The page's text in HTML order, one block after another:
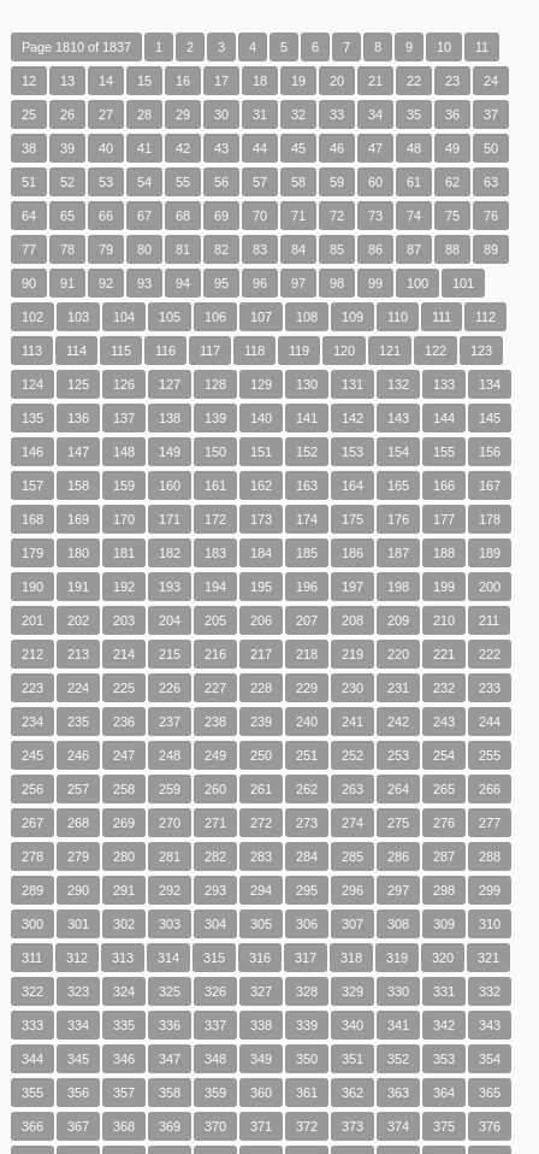
Page 1810 of 1837 1 2 3 4 5 6 7 8 9 10 11
12 13 14 15 16 17 18 19 20 21 22 23 24
25 26 27 28 29 30 31 32 33 34 35 36 37
38 39 40 41 42 43 44 45 46 47 48 49 50
51 52 53 54 55 56 57 58 59 60 61 62 63
64 65 66 67 68 69 70 71 72 73 74 75 76
77 78 79 80 81 82 83 84 85 86 87 88 89
90 91 92 93 94 95 96 97 98 99 100 101
102 103 104 105 106 107 108 109 110 111 112
113 114 115 116 117 118 119 120 121 122 123
124 125 126 127 128 129 130 131 132 133 134
135 136 137 138 139 140 141 142 143 144 145
146 147 148 149 150 151 152 153 154 155 156
157 158 159 160 161 162 163 164 165 166 167
168 169 170 171 172 173 174 175 176 177 178
179 180 181 182 183 184 185 186 187 188 189
190 191 192 193 194 195 196 197 198 199 200
201 202 203 204 205 206 207 208 209 210 211
212 213 214 215 216 217 218 219 220 221 222
223 224 225 226 227 228 229 230 231 232 233
234 235 236 237 238 239 240 241 242 243 244
245 246 247 248 249 250 251 252 253 254 255
256 257 258 259 260 261 262 263 264 265 266
267 268 269 270 271 272 273 274 275 276 277
278 279 280 281 282 283 284 285 286 287 288
289 290 291 292 293 294 295 296 297 298 299
300 301 302 303 304 305 306 307 308 309 310
311 312 313 314 315 316 317 318 319 320 321
322 323 324 325 326 327 328 329 330 331 332
333 334 335 336 337 338 339 340 341 342 343
344 345 346 347 348 349 350 351 352 353 354
355 356 357 358 359 360 361 362 363 364 365
366 367 368 369 370 371 372 373 374 375 376